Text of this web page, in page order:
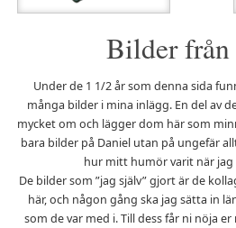
Bilder från
Under de 1 1/2 år som denna sida
många bilder i mina inlägg. En del av
mycket om och lägger dom här som
bara bilder på Daniel utan på ungefär
hur mitt humör varit när jag
De bilder som ”jag själv” gjort är de
här, och någon gång ska jag sätta in
som de var med i. Till dess får ni nöja